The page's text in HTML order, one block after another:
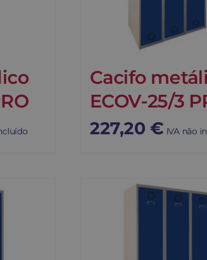
Cacifo
ECOV-25/3
227,20 € IVA não